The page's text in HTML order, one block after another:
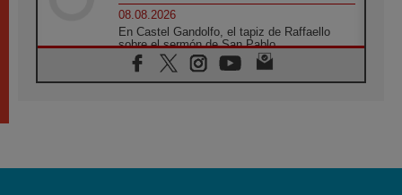
08.08.2026
En Castel Gandolfo, el tapiz de Raffaello
sobre el sermón de San Pablo
08.08.2026
En Colombia, «la paz no se compra con una
08.08.2026